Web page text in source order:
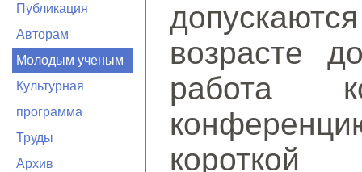
Публикация
Авторам
Молодым ученым
Культурная
программа
Труды
Архив
возрасте
работа